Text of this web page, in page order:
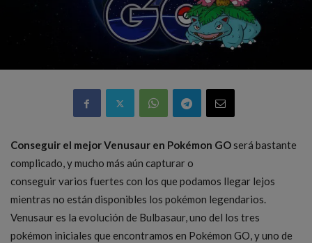
Conseguir el mejor Venusaur en Pokémon GOserá bastante
complicado, y mucho más aún capturar o
conseguir varios fuertes con los que podamos llegar lejos
mientras no están disponibles los pokémon legendarios.
Venusaur es la evolución de Bulbasaur, uno del los tres
pokémon iniciales que encontramos en Pokémon GO, y uno de